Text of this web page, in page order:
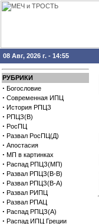
08 Авг, 2026 г. - 14:55
РУБРИКИ
· Богословие
· Современная ИПЦ
· История РПЦЗ
· РПЦЗ(В)
· РосПЦ
· Развал РосПЦ(Д)
· Апостасия
· МП в картинках
· Распад РПЦЗ(МП)
· Развал РПЦЗ(В-В)
· Развал РПЦЗ(В-А)
· Развал РИПЦ
· Развал РПАЦ
· Распад РПЦЗ(А)
· Распад ИПЦ Греции